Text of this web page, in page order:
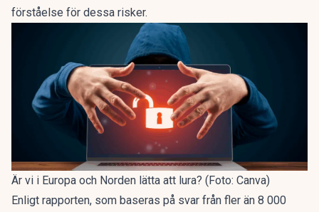
förståelse för dessa risker.
Är vi i Europa och Norden lätta att lura? (Foto: Canva)
Enligt rapporten, som baseras på svar från fler än 8 000